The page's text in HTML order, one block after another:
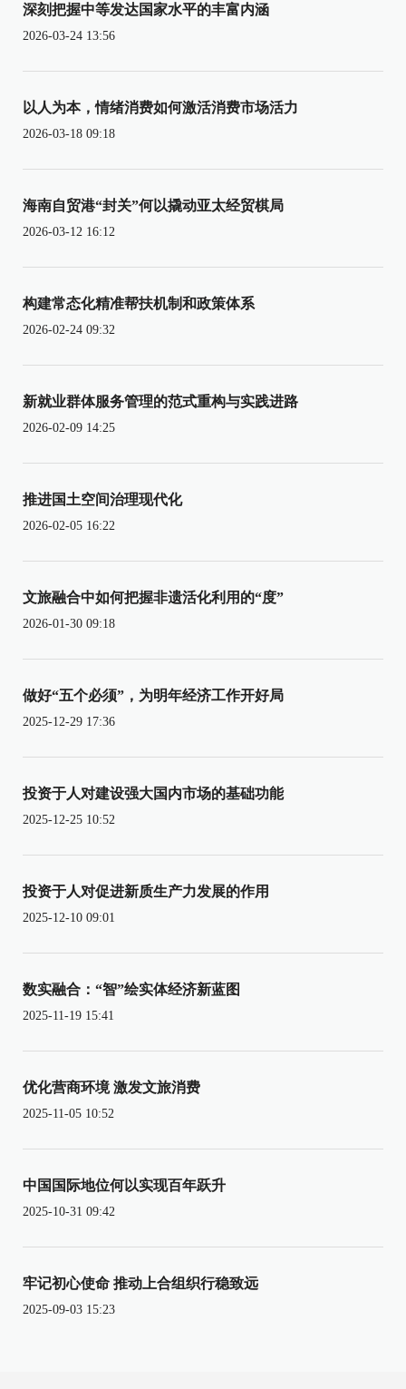
深刻把握中等发达国家水平的丰富内涵
2026-03-24 13:56
以人为本，情绪消费如何激活消费市场活力
2026-03-18 09:18
海南自贸港“封关”何以撬动亚太经贸棋局
2026-03-12 16:12
构建常态化精准帮扶机制和政策体系
2026-02-24 09:32
新就业群体服务管理的范式重构与实践进路
2026-02-09 14:25
推进国土空间治理现代化
2026-02-05 16:22
文旅融合中如何把握非遗活化利用的“度”
2026-01-30 09:18
做好“五个必须”，为明年经济工作开好局
2025-12-29 17:36
投资于人对建设强大国内市场的基础功能
2025-12-25 10:52
投资于人对促进新质生产力发展的作用
2025-12-10 09:01
数实融合：“智”绘实体经济新蓝图
2025-11-19 15:41
优化营商环境 激发文旅消费
2025-11-05 10:52
中国国际地位何以实现百年跃升
2025-10-31 09:42
牢记初心使命 推动上合组织行稳致远
2025-09-03 15:23